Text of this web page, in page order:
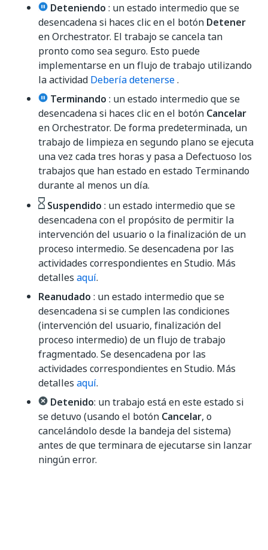
Deteniendo : un estado intermedio que se
desencadena si haces clic en el botón Detener
en Orchestrator. El trabajo se cancela tan
pronto como sea seguro. Esto puede
implementarse en un flujo de trabajo utilizando
la actividad Debería detenerse.
Terminando : un estado intermedio que se
desencadena si haces clic en el botón Cancelar
en Orchestrator. De forma predeterminada, un
trabajo de limpieza en segundo plano se ejecuta
una vez cada tres horas y pasa a Defectuoso los
trabajos que han estado en estado Terminando
durante al menos un día.
Suspendido : un estado intermedio que se
desencadena con el propósito de permitir la
intervención del usuario o la finalización de un
proceso intermedio. Se desencadena por las
actividades correspondientes en Studio. Más
detalles aquí.
Reanudado : un estado intermedio que se
desencadena si se cumplen las condiciones
(intervención del usuario, finalización del
proceso intermedio) de un flujo de trabajo
fragmentado. Se desencadena por las
actividades correspondientes en Studio. Más
detalles aquí.
Detenido: un trabajo está en este estado si
se detuvo (usando el botón Cancelar, o
cancelándolo desde la bandeja del sistema)
antes de que terminara de ejecutarse sin lanzar
ningún error.